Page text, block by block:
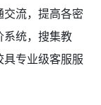
流，提高各密
统，搜集教
专业级客服服